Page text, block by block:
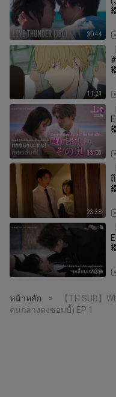
20:44
11:21
13:03
23:38
7:39
หน้าหลัก >
【TH SUB】
คนกลางดงซอมบี้) EP 1